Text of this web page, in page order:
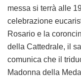
messa si terrà alle
celebrazione
Rosario e la
della Cattedrale, il
comunica che il
Madonna della